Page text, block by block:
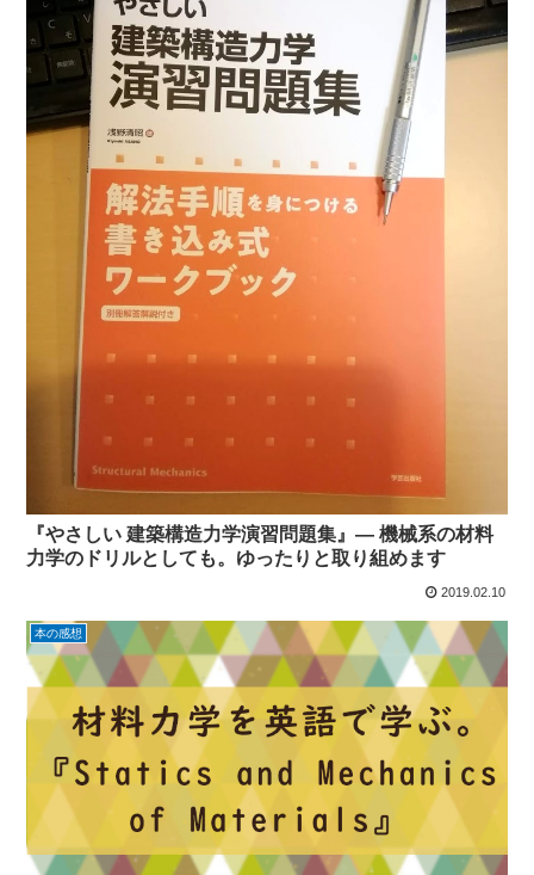
『やさしい 建築構造力学演習問題集』― 機械系の材料
力学のドリルとしても。ゆったりと取り組めます
2019.02.10
本の感想